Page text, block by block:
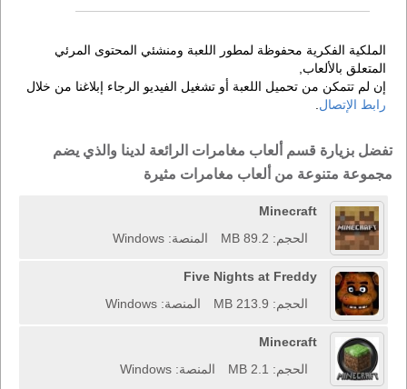
الملكية الفكرية محفوظة لمطور اللعبة ومنشئي المحتوى المرئي
المتعلق بالألعاب,
إن لم تتمكن من تحميل اللعبة أو تشغيل الفيديو الرجاء إبلاغنا من خلال
رابط الإتصال
تفضل بزيارة قسم ألعاب مغامرات الرائعة لدينا والذي يضم
مجموعة متنوعة من ألعاب مغامرات مثيرة
Minecraft
الحجم: 89.2 MB
المنصة: Windows
Five Nights at Freddy
الحجم: 213.9 MB
المنصة: Windows
Minecraft
الحجم: 2.1 MB
المنصة: Windows